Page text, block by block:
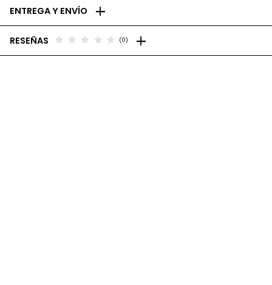
ENTREGA Y ENVÍO add
RESEÑAS star star star star star (0) add